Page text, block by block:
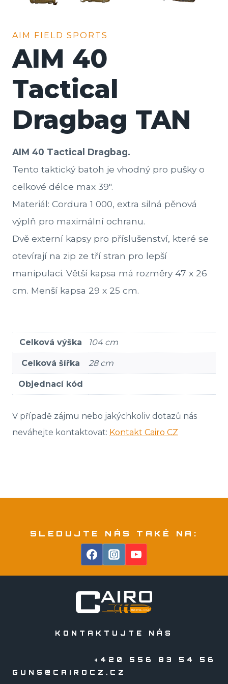
AIM FIELD SPORTS
AIM 40
Tactical
Dragbag TAN
AIM 40 Tactical Dragbag.
Tento taktický batoh je vhodný pro pušky o
celkové délce max 39″.
Materiál: Cordura 1 000, extra silná pěnová
výplň pro maximální ochranu.
Dvě externí kapsy pro příslušenství, které se
otevírají na zip ze tří stran pro lepší
manipulaci. Větší kapsa má rozměry 47 x 26
cm. Menší kapsa 29 x 25 cm.
Celková výška 104 cm
Celková šířka 28 cm
Objednací kód
V případě zájmu nebo jakýchkoliv dotazů nás
neváhejte kontaktovat: Kontakt Cairo CZ
SLEDUJTE NÁS TAKÉ NA:
KONTAKTUJTE NÁS
+420 556 83 54 56
GUNS@CAIROCZ.CZ